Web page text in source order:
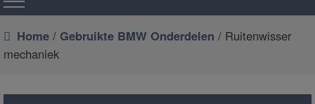
Home / Gebruikte BMW Onderdelen / Ruitenwisser
mechaniek